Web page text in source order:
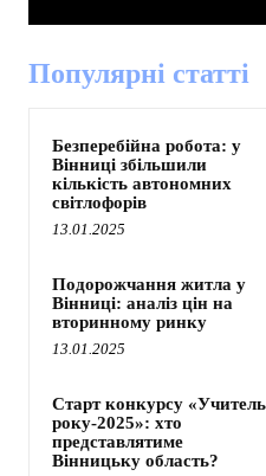
Популярні статті
Безперебійна робота: у
Вінниці збільшили
кількість автономних
світлофорів
13.01.2025
Подорожчання житла у
Вінниці: аналіз цін на
вторинному ринку
13.01.2025
Старт конкурсу «Учитель
року-2025»: хто
представлятиме
Вінницьку область?